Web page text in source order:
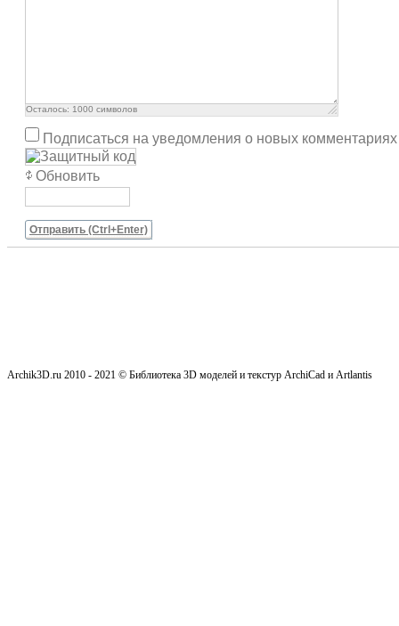
Осталось: 1000 символов
Подписаться на уведомления о новых комментариях
Обновить
Отправить (Ctrl+Enter)
Archik3D.ru 2010 - 2021 © Библиотека 3D моделей и текстур ArchiCad и Artlantis